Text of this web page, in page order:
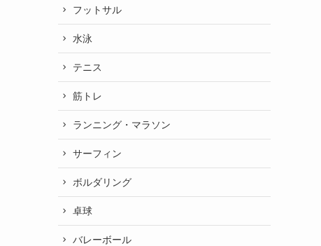
フットサル
水泳
テニス
筋トレ
ランニング・マラソン
サーフィン
ボルダリング
卓球
バレーボール